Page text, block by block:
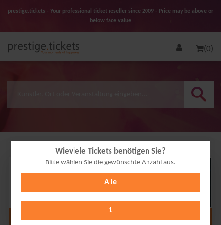
prestige.tickets - Your professional ticket reseller since 2009 - Price may be above or
below face value
(0)
Wieviele Tickets benötigen Sie?
Bitte wählen Sie die gewünschte Anzahl aus.
Alle
1
30
Alle Termine anzeigen